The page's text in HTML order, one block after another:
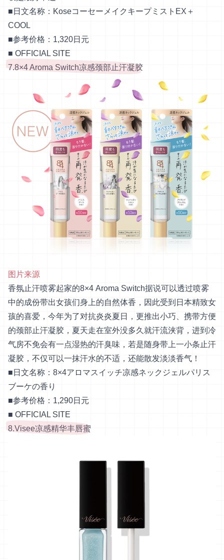
■日文名称：KoseコーセーメイクキープミストEX＋
COOL
■参考价格：1,320日元
■ OFFICIAL SITE
7.8×4 Aroma Switch凉感颈部止汗凝胶
图片来源
香氛止汗喷雾起家的8×4 Aroma Switch据说可以透过喷雾
中的成份带出女孩们身上的自然体香，因此受到日本精致女
孩的喜爱，今年为了对抗炎炎夏日，更推出小巧、携带方便
的颈部止汗凝胶，夏天走在室外没多久就汗流浃背，进到冷
气房不免会有一点湿热的汗臭味，若是随身带上一小条止汗
凝胶，不仅可以一抹汗水的不适，还能散发淡淡香气！
■日文名称：8×4アロマスイッチ凉感ネックジェルパリス
ブーケの香り
■参考价格：1,290日元
■ OFFICIAL SITE
8.Visee凉感精华丰唇蜜